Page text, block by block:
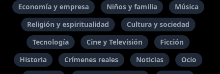
Economía y empresa
Niños y familia
Música
Religión y espiritualidad
Cultura y sociedad
Tecnología
Cine y Televisión
Ficción
Historia
Crímenes reales Noticias
Ocio